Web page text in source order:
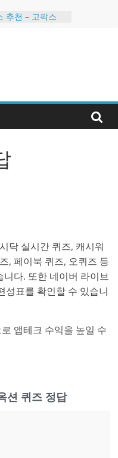
추천 – 고팍스
은행 멤버십 현
순위 BEST 2
닥 실시간 퀴즈, 캐시워
, 페이북 퀴즈, 오퀴즈 등
다. 또한 네이버 라이브
성표를 확인할 수 있습니
앱테크 수익을 높일 수
션 퀴즈 정답